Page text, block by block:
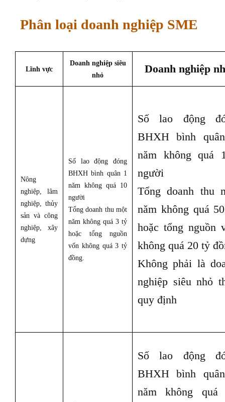
Phân loại doanh nghiệp SME
Lĩnh vực
Doanh nghiệp siêu
nhỏ
Doanh nghiệp
Nông
nghiệp, lâm
nghiệp, thủy
sản và công
nghiệp, xây
dựng
Số lao động đóng
BHXH bình quân 1
năm không quá 10
người
Tổng doanh thu một
năm không quá 3 tỷ
hoặc tổng nguồn
vốn không quá 3 tỷ
đồng.
Số lao động
BHXH bình
năm không quá
người
Tổng doanh thu
năm không quá
hoặc tổng nguồn
không quá 20 tỷ
Không phải là
nghiệp siêu nhỏ
quy định
Số lao động
BHXH bình
năm không quá